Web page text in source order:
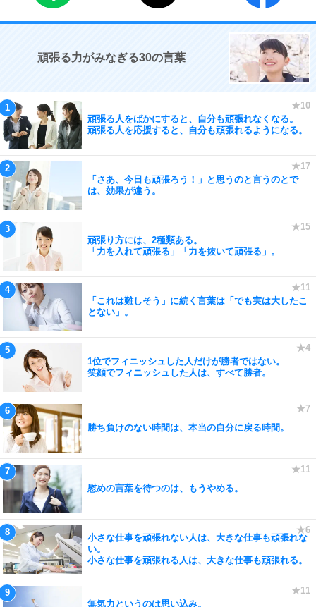
頑張る力がみなぎる30の言葉
頑張る人をばかにすると、自分も頑張れなくなる。
頑張る人を応援すると、自分も頑張れるようになる。
「さあ、今日も頑張ろう！」と思うのと言うのとで
は、効果が違う。
頑張り方には、2種類ある。
「力を入れて頑張る」「力を抜いて頑張る」。
「これは難しそう」に続く言葉は「でも実は大したこ
とない」。
1位でフィニッシュした人だけが勝者ではない。
笑顔でフィニッシュした人は、すべて勝者。
勝ち負けのない時間は、本当の自分に戻る時間。
慰めの言葉を待つのは、もうやめる。
小さな仕事を頑張れない人は、大きな仕事も頑張れな
い。
小さな仕事を頑張れる人は、大きな仕事も頑張れる。
無気力というのは思い込み。